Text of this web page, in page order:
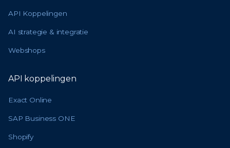
API Koppelingen
AI strategie & integratie
Webshops
API koppelingen
Exact Online
SAP Business ONE
Shopify